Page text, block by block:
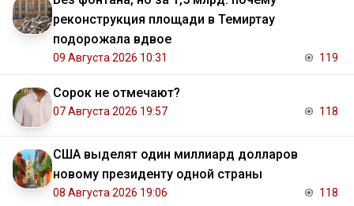
реконструкция площади в Темиртау
подорожала вдвое
09 Августа 2026 10:31 119
Сорок не отмечают?
07 Августа 2026 19:57 118
США выделят один миллиард долларов
новому президенту одной страны
08 Августа 2026 19:06 118